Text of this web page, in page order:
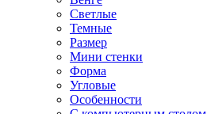
Светлые
Темные
Размер
Мини стенки
Форма
Угловые
Особенности